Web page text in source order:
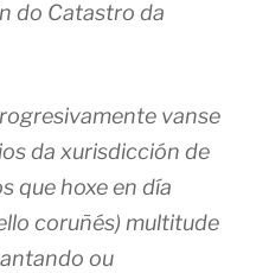
do Catastro da
vanse
da xurisdicción de
que hoxe en día
coruñés) multitude
ou